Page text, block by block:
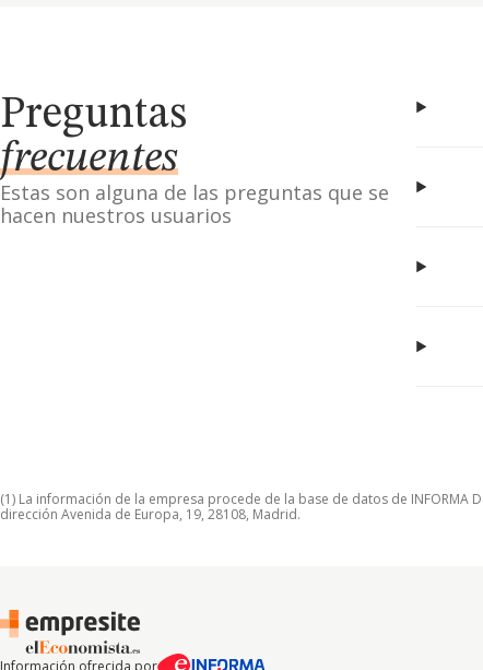
Preguntas
frecuentes
Estas son alguna de las preguntas que se
hacen nuestros usuarios
(1) La información de la empresa procede de la base de datos de INFORMA
dirección Avenida de Europa, 19, 28108, Madrid.
Información ofrecida por